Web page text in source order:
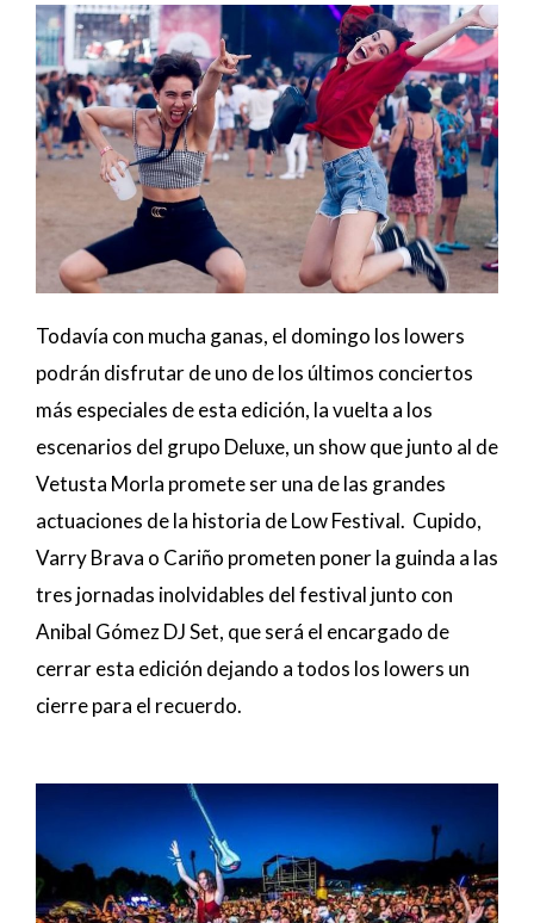
Todavía con mucha ganas, el domingo los lowers
podrán disfrutar de uno de los últimos conciertos
más especiales de esta edición, la vuelta a los
escenarios del grupo Deluxe, un show que junto al de
Vetusta Morla promete ser una de las grandes
actuaciones de la historia de Low Festival. Cupido,
Varry Brava o Cariño prometen poner la guinda a las
tres jornadas inolvidables del festival junto con
Anibal Gómez DJ Set, que será el encargado de
cerrar esta edición dejando a todos los lowers un
cierre para el recuerdo.